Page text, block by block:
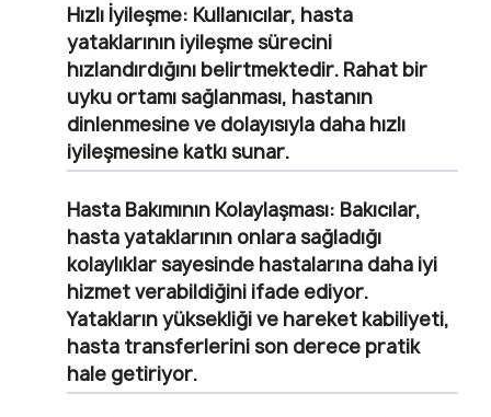
Hızlı İyileşme: Kullanıcılar, hasta
yataklarının iyileşme sürecini
hızlandırdığını belirtmektedir. Rahat bir
uyku ortamı sağlanması, hastanın
dinlenmesine ve dolayısıyla daha hızlı
iyileşmesine katkı sunar.
Hasta Bakımının Kolaylaşması: Bakıcılar,
hasta yataklarının onlara sağladığı
kolaylıklar sayesinde hastalarına daha iyi
hizmet verabildiğini ifade ediyor.
Yatakların yüksekliği ve hareket kabiliyeti,
hasta transferlerini son derece pratik
hale getiriyor.